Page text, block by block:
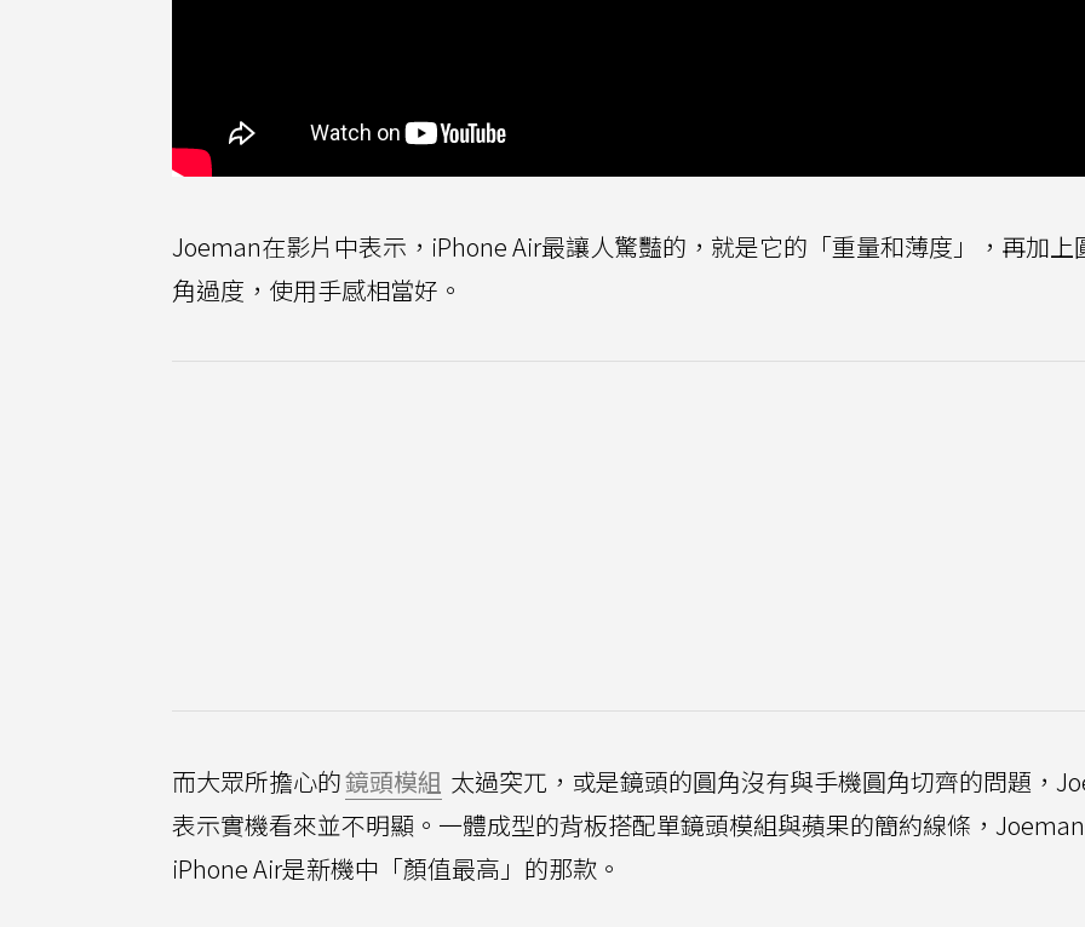
Joeman在影片中表示，iPhone Air最讓人驚豔的，就是它的「重量和薄度」，再加上
角過度，使用手感相當好。
而大眾所擔心的鏡頭模組 太過突兀，或是鏡頭的圓角沒有與手機圓角切齊的問題，
表示實機看來並不明顯。一體成型的背板搭配單鏡頭模組與蘋果的簡約線條，
iPhone Air是新機中「顏值最高」的那款。